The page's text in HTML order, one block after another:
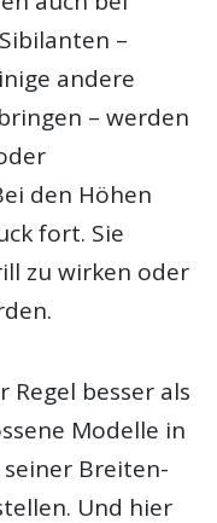
–
andere
– werden
den Höhen
fort. Sie
zu wirken oder
besser als
Modelle in
Breiten-
Und hier